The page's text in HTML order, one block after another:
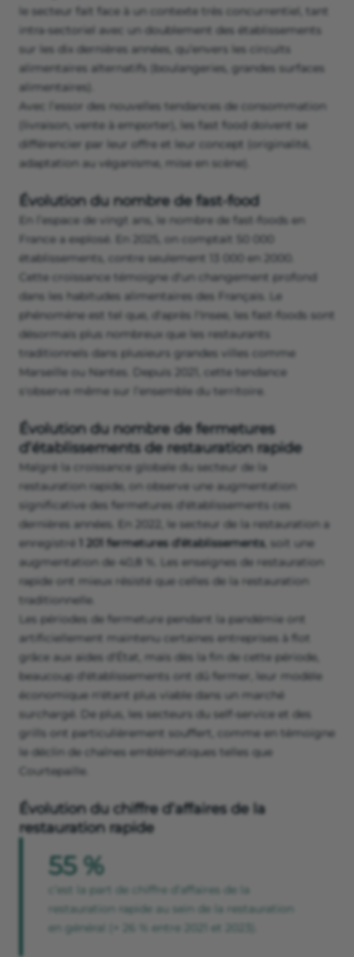
le secteur fait face à un contexte très concurrentiel, tant
intra-sectoriel avec un doublement des établissements
sur les dix dernières années, qu’envers les circuits
alimentaires alternatifs (boulangeries, grandes surfaces
alimentaires).
Avec l’essor des nouvelles tendances de consommation
(livraison, vente à emporter), les fast food doivent se
différencier par leur offre et leur concept (originalité,
adaptation au véganisme, mise en scène).
Évolution du nombre de fast-food
En l’espace de vingt ans, le nombre de fast-foods en
France a explosé. En 2025, on comptait 50 000
établissements, contre seulement 13 000 en 2000.
Cette croissance témoigne d'un changement profond
dans les habitudes alimentaires des Français. Le
phénomène est tel que, d'après l'Insee, les fast-foods sont
désormais plus nombreux que les restaurants
traditionnels dans plusieurs grandes villes comme
Marseille ou Nantes. Depuis 2021, cette tendance
s'observe même sur l’ensemble du territoire.
Évolution du nombre de fermetures
d’établissements de restauration rapide
Malgré la croissance globale du secteur de la
restauration rapide, on observe une augmentation
significative des fermetures d'établissements ces
dernières années. En 2022, le secteur de la restauration a
enregistré
1 201 fermetures d’établissements, soit une
augmentation de 40,8 %. Les enseignes de restauration
rapide ont mieux résisté que celles de la restauration
traditionnelle.
Les périodes de fermeture pendant la pandémie ont
artificiellement maintenu certaines entreprises à flot
grâce aux aides d'État, mais dès la fin de cette période,
beaucoup d'établissements ont dû fermer, leur modèle
économique n'étant plus viable dans un marché
surchargé. De plus, les secteurs du self-service et des
grills ont particulièrement souffert, comme en témoigne
le déclin de chaînes emblématiques telles que
Courtepaille.
Évolution du chiffre d’affaires de la
restauration rapide
55 %
c’est la part de chiffre d’affaires de la
restauration rapide au sein de la restauration
en général (+ 26 % entre 2021 et 2023).